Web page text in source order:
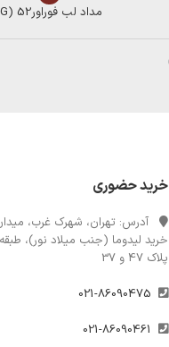
مداد لب فوراور52 (G)
خرید حضوری
آدرس: تهران، شهرک غرب،
خرید لیدوما (جنب میلاد نور)،
پلاک 47 و 37